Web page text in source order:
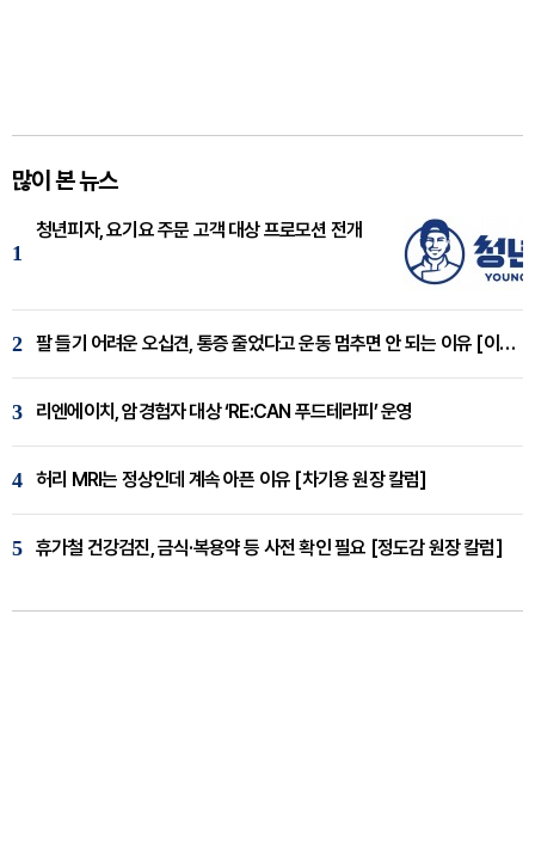
많이 본 뉴스
1
청년피자, 요기요 주문 고객 대상 프로모션 전개
2 팔 들기 어려운 오십견, 통증 줄었다고 운동 멈추면 안 되는 이유 [이병욱 원장 칼럼]
3 리엔에이치, 암경험자 대상 ‘RE:CAN 푸드테라피’ 운영
4 허리 MRI는 정상인데 계속 아픈 이유 [차기용 원장 칼럼]
5 휴가철 건강검진, 금식·복용약 등 사전 확인 필요 [정도감 원장 칼럼]